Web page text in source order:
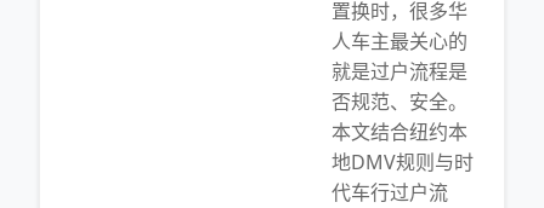
置换时，很多华
人车主最关心的
就是过户流程是
否规范、安全。
本文结合纽约本
地DMV规则与时
代车行过户流